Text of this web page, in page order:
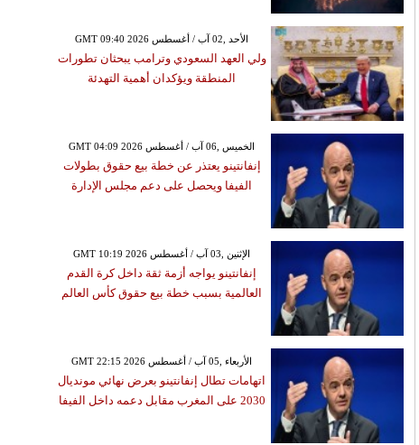
GMT 09:40 2026 الأحد ,02 آب / أغسطس
ولي العهد السعودي وترامب يبحثان تطورات
المنطقة ويؤكدان أهمية التهدئة
GMT 04:09 2026 الخميس ,06 آب / أغسطس
إنفانتينو يعتذر عن خطة بيع حقوق بطولات
الفيفا ويحصل على دعم مجلس الإدارة
GMT 10:19 2026 الإثنين ,03 آب / أغسطس
إنفانتينو يواجه أزمة ثقة داخل كرة القدم
العالمية بسبب خطة بيع حقوق كأس العالم
GMT 22:15 2026 الأربعاء ,05 آب / أغسطس
اتهامات تطال إنفانتينو بعرض نهائي مونديال
2030 على المغرب مقابل دعمه داخل الفيفا